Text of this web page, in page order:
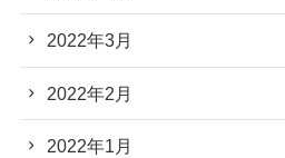
2022年3月
2022年2月
2022年1月